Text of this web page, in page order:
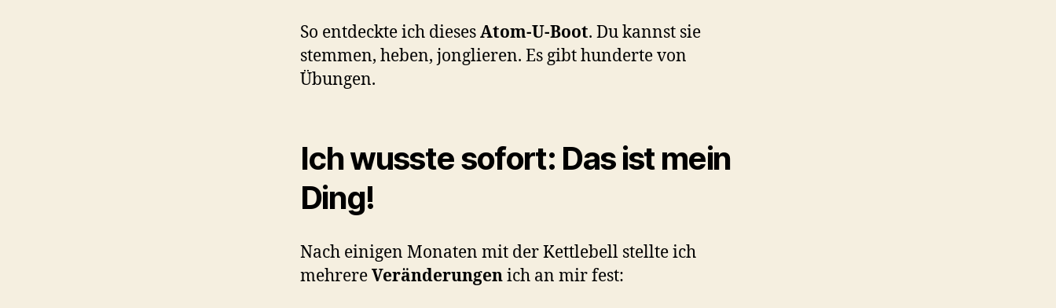
So entdeckte ich diesesAtom-U-Boot. Du kannst sie
stemmen, heben, jonglieren. Es gibt hunderte von
Übungen.
Ich wusste sofort: Das ist mein
Ding!
Nach einigen Monaten mit der Kettlebell stellte ich
mehrereVeränderungenich an mir fest: